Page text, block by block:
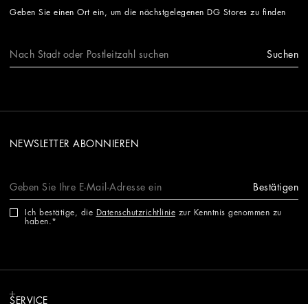
Geben Sie einen Ort ein, um die nächstgelegenen DG Stores zu finden
Suchen
NEWSLETTER ABONNIEREN
Bestätigen
Ich bestätige, die Datenschutzrichtlinie zur Kenntnis genommen zu
haben.
SERVICE